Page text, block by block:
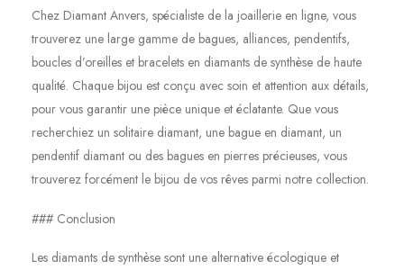
Chez Diamant Anvers, spécialiste de la joaillerie en ligne, vous
trouverez une large gamme de bagues, alliances, pendentifs,
boucles d’oreilles et bracelets en diamants de synthèse de haute
qualité. Chaque bijou est conçu avec soin et attention aux détails,
pour vous garantir une pièce unique et éclatante. Que vous
recherchiez un solitaire diamant, une bague en diamant, un
pendentif diamant ou des bagues en pierres précieuses, vous
trouverez forcément le bijou de vos rêves parmi notre collection.
### Conclusion
Les diamants de synthèse sont une alternative écologique et